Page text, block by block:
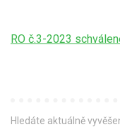
RO č.3-2023
Hledáte aktuálně